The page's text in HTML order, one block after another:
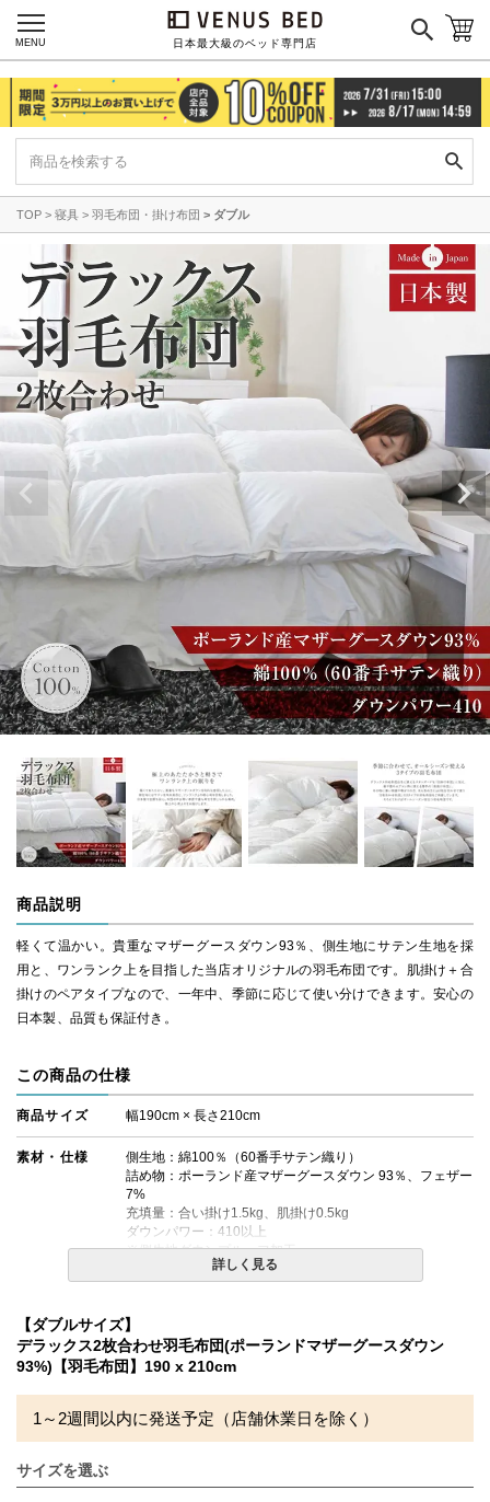
日本最大級のベッド専門店
MENU
TOP 寝具 羽毛布団・掛け布団 ダブル
商品説明
軽くて温かい。貴重なマザーグースダウン93％、側生地にサテン生地を採
用と、ワンランク上を目指した当店オリジナルの羽毛布団です。肌掛け＋合
掛けのペアタイプなので、一年中、季節に応じて使い分けできます。安心の
日本製、品質も保証付き。
この商品の仕様
商品サイズ 幅190cm × 長さ210cm
素材・仕様
側生地：綿100％（60番手サテン織り）
詰め物：ポーランド産マザーグースダウン 93％、フェザー
7%
充填量：合い掛け1.5kg、肌掛け0.5kg
ダウンパワー：410以上
※側生地ダウンプルーフ加工
ペアタイプ（合い掛け＋肌掛けの2枚合わせタイプ）
生産国 日本
備考
・配送日指定OK！
発生する場合がございます。また発送予定も変更になる場
合があります。
※できる限り実際の色を再現するよう心がけております
詳しく見る
【ダブルサイズ】
デラックス2枚合わせ羽毛布団(ポーランドマザーグースダウン
93%)【羽毛布団】190 x 210cm
1～2週間以内に発送予定（店舗休業日を除く）
サイズを選ぶ